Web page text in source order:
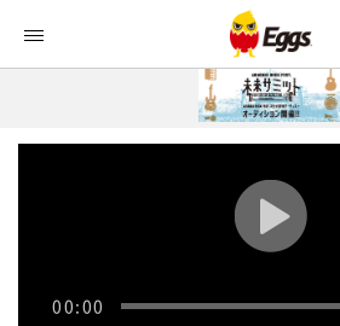
ランキング
記事
ログイン
アカウント登録
00:00